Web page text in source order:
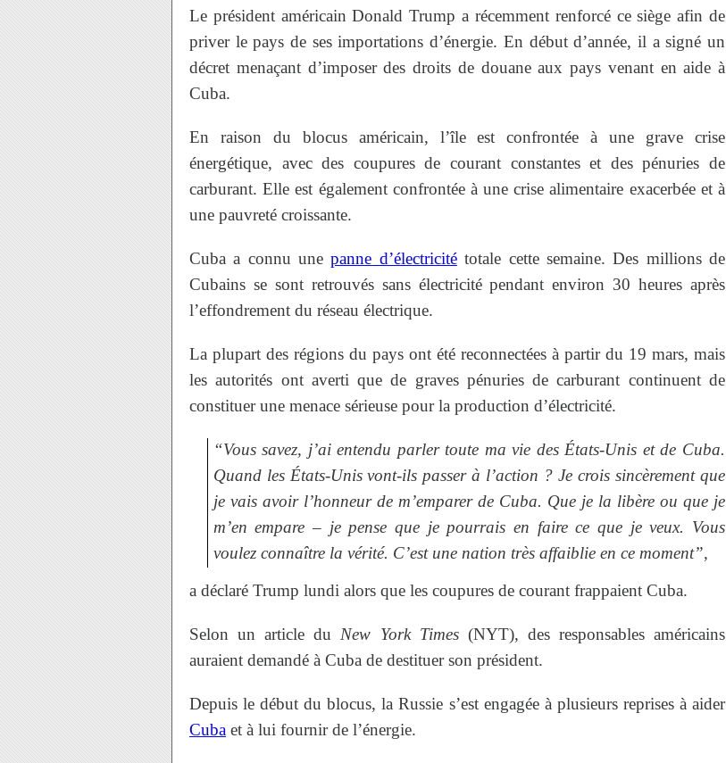
Le président américain Donald Trump a récemment renforcé ce siège afin de
priver le pays de ses importations d’énergie. En début d’année, il a signé un
décret menaçant d’imposer des droits de douane aux pays venant en aide à
Cuba.
En raison du blocus américain, l’île est confrontée à une grave crise
énergétique, avec des coupures de courant constantes et des pénuries de
carburant. Elle est également confrontée à une crise alimentaire exacerbée et à
une pauvreté croissante.
Cuba a connu unepanne d’électricitétotale cette semaine. Des millions de
Cubains se sont retrouvés sans électricité pendant environ 30 heures après
l’effondrement du réseau électrique.
La plupart des régions du pays ont été reconnectées à partir du 19 mars, mais
les autorités ont averti que de graves pénuries de carburant continuent de
constituer une menace sérieuse pour la production d’électricité.
“Vous savez, j’ai entendu parler toute ma vie des États-Unis et de Cuba.
Quand les États-Unis vont-ils passer à l’action ? Je crois sincèrement que
je vais avoir l’honneur de m’emparer de Cuba. Que je la libère ou que je
m’en empare – je pense que je pourrais en faire ce que je veux. Vous
voulez connaître la vérité. C’est une nation très affaiblie en ce moment”,
a déclaré Trump lundi alors que les coupures de courant frappaient Cuba.
Selon un article du New York Times(NYT), des responsables américains
auraient demandé à Cuba de destituer son président.
Depuis le début du blocus, la Russie s’est engagée à plusieurs reprises à aider
Cuba et à lui fournir de l’énergie.